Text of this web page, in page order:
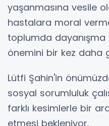
yaşanmasına vesile
hastalara moral
toplumda dayanışma
önemini bir kez daha
Lütfi Şahin'in
sosyal sorumluluk
farklı kesimlerle bir
etmesi bekleniyor.